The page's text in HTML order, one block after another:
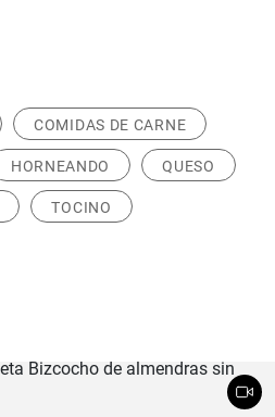
COMIDAS DE CARNE
HORNEANDO QUESO
TOCINO